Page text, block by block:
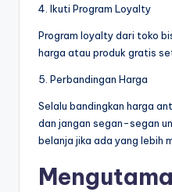
4. Ikuti Program Loyalty
Program loyalty dari toko
harga atau produk gratis
5. Perbandingan Harga
Selalu bandingkan harga
dan jangan segan-segan
belanja jika ada yang lebih